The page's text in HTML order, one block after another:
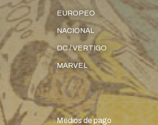
EUROPEO
NACIONAL
DC / VERTIGO
MARVEL
Medios de pago